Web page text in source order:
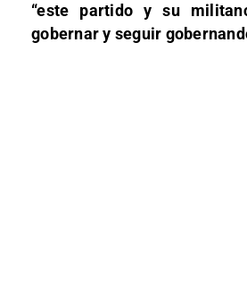
“este partido y su
gobernar y seguir